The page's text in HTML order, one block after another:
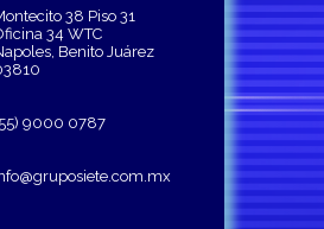
38 Piso 31
34 WTC
Benito Juárez
9000 0787